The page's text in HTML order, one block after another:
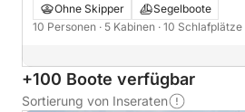
Ohne Skipper
Segelboote
10 Personen · 5 Kabinen · 10 Schlafplätze
+100 Boote verfügbar
Sortierung von Inseraten